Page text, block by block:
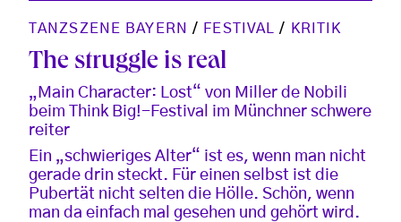
TANZSZENE BAYERN / FESTIVAL / KRITIK
The struggle is real
„Main Character: Lost“ von Miller de Nobili
beim Think Big!-Festival im Münchner schwere
reiter
Ein „schwieriges Alter“ ist es, wenn man nicht
gerade drin steckt. Für einen selbst ist die
Pubertät nicht selten die Hölle. Schön, wenn
man da einfach mal gesehen und gehört wird.